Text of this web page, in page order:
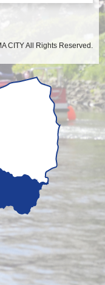
CITY All Rights Reserved.